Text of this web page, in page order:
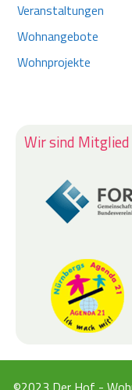
Veranstaltungen
Wohnangebote
Wohnprojekte
Wir sind Mitglied